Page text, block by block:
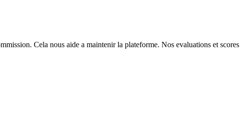
Cela nous aide a maintenir la plateforme. Nos evaluations et scores